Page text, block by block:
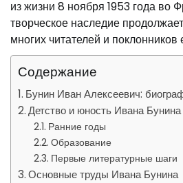
из жизни 8 ноября 1953 года во
творческое наследие
многих читателей и поклонников
Содержание
Бунин Иван Алексеевич:
Детство и юность Ивана Бунина
Ранние годы
Образование
Первые литературные шаги
Основные труды Ивана Бунина